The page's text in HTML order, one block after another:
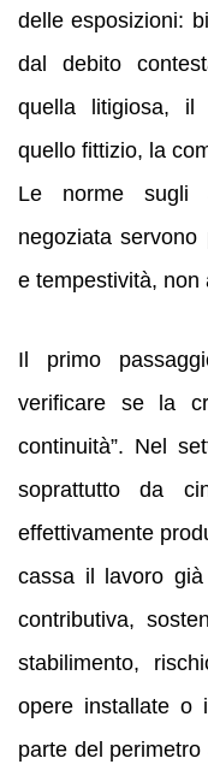
delle esposizioni:
dal debito
quella litigiosa, il
quello fittizio, la
Le norme sugli
negoziata
e tempestività, non
Il primo
verificare se la
continuità”. Nel
soprattutto da
effettivamente
cassa il lavoro
contributiva,
stabilimento,
opere installate o
parte del